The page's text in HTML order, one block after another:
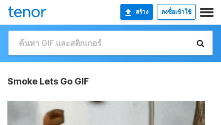
สร้าง ลงชื่อเข้าใช้
Smoke Lets Go GIF